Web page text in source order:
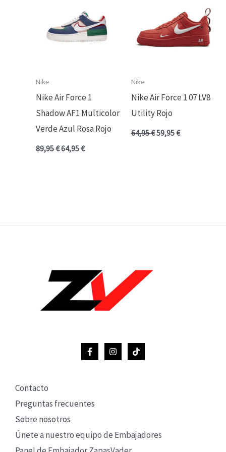
Nike
Nike Air Force 1
Shadow AF1 Multicolor
Verde Azul Rosa Rojo
89,95€
89,95 €.
64,95€
64,95 €.
Nike
Nike Air Force 1 07 LV8
Utility Rojo
64,95€
64,95 €.
59,95€
59,95 €.
Contacto
Preguntas frecuentes
Sobre nosotros
Únete a nuestro equipo de Embajadores